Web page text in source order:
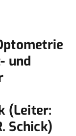
und
(Leiter:
Schick)